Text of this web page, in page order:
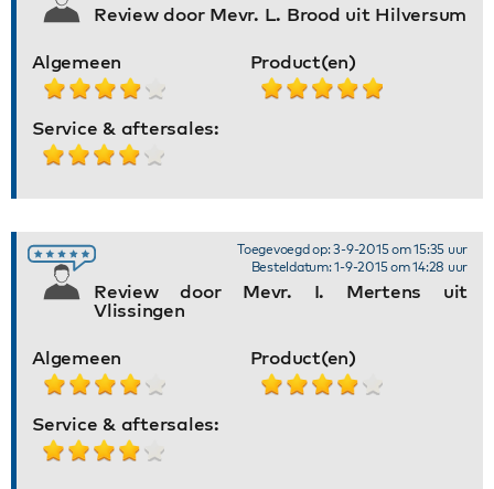
Review door Mevr. L. Brood uit Hilversum
Algemeen Product(en)
Service & aftersales:
Review door Mevr. I. Mertens uit
Vlissingen
Toegevoegd op: 3-9-2015 om 15:35 uur
Besteldatum: 1-9-2015 om 14:28 uur
Algemeen Product(en)
Service & aftersales: